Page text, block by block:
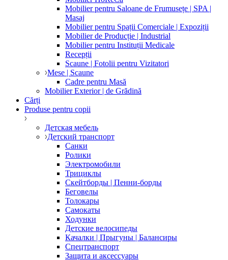
Mobilier pentru Saloane de Frumusețe | SPA |
Masaj
Mobilier pentru Spații Comerciale | Expoziții
Mobilier de Producție | Industrial
Mobilier pentru Instituții Medicale
Recepții
Scaune | Fotolii pentru Vizitatori
Mese | Scaune
Cadre pentru Masă
Mobilier Exterior | de Grădină
Cărți
Produse pentru copii
Детская мебель
Детский транспорт
Санки
Ролики
Электромобили
Трициклы
Скейтборды | Пенни-борды
Беговелы
Толокары
Самокаты
Ходунки
Детские велосипеды
Качалки | Прыгуны | Балансиры
Спецтранспорт
Защита и аксессуары